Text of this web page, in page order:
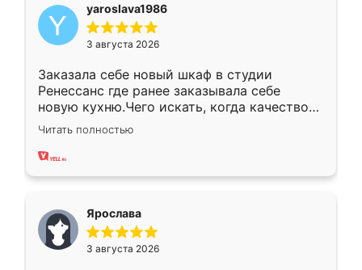
yaroslava1986
3 августа 2026
Заказала себе новый шкаф в студии
Ренессанс где ранее заказывала себе
новую кухню.Чего искать, когда качеством
вполне довольна. Служит кухня уже почти
два года, нареканий нет.
Читать полностью
Ярослава
3 августа 2026